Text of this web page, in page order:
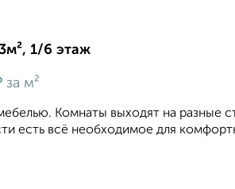
1/6 этаж
за м²
Комнаты выходят на разные
есть всё необходимое для